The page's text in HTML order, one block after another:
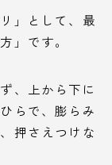
」として、最
」です。
、上から下に
らで、膨らみ
押さえつけな